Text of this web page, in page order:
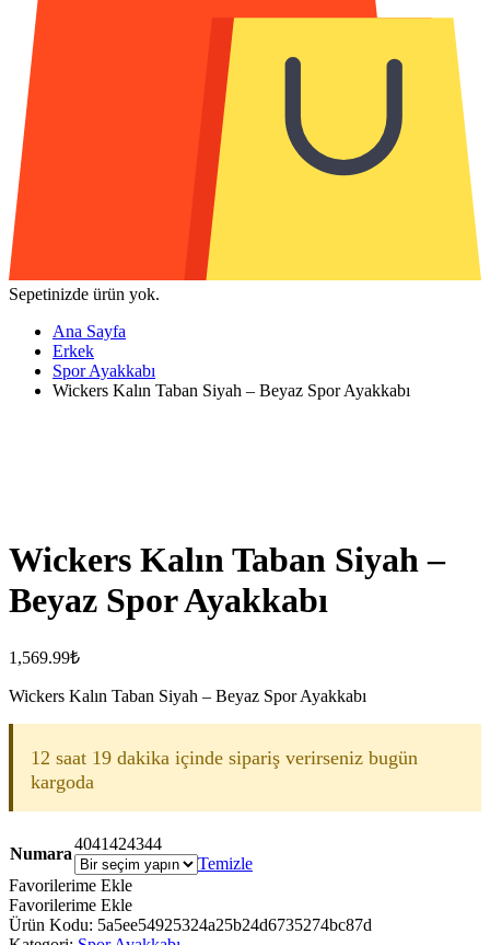
Sepetinizde ürün yok.
Ana Sayfa
Erkek
Spor Ayakkabı
Wickers Kalın Taban Siyah – Beyaz Spor Ayakkabı
Wickers Kalın Taban Siyah –
Beyaz Spor Ayakkabı
1,569.99₺
Wickers Kalın Taban Siyah – Beyaz Spor Ayakkabı
12 saat 19 dakika içinde sipariş verirseniz bugün
kargoda
Numara
4041424344
Temizle
Favorilerime Ekle
Favorilerime Ekle
Ürün Kodu: 5a5ee54925324a25b24d6735274bc87d